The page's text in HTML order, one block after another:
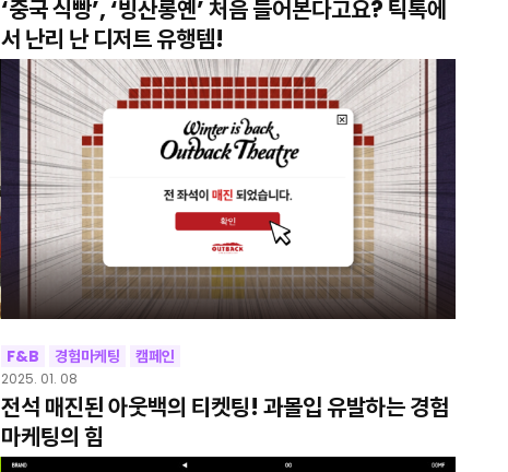
‘중국 식빵’, ‘빙산롱옌’ 처음 들어본다고요? 틱톡에
서 난리 난 디저트 유행템!
F&B 경험마케팅 캠페인
2025. 01. 08
전석 매진된 아웃백의 티켓팅! 과몰입 유발하는 경험
마케팅의 힘